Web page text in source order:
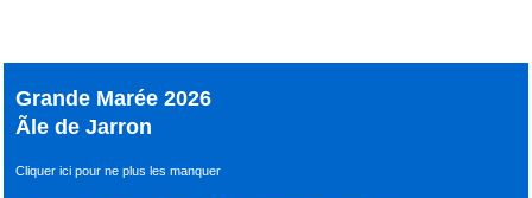
Grande Marée 2026
Ãle de Jarron
Cliquer ici pour ne plus les manquer